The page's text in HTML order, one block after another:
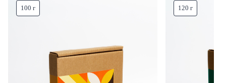
100 г 120 г